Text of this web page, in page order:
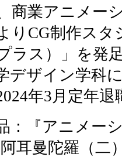
商業アニメー
りCG制作ス
ラス）」を発
デザイン学科
年3月定年退
：『アニメー
耳曼陀羅（二